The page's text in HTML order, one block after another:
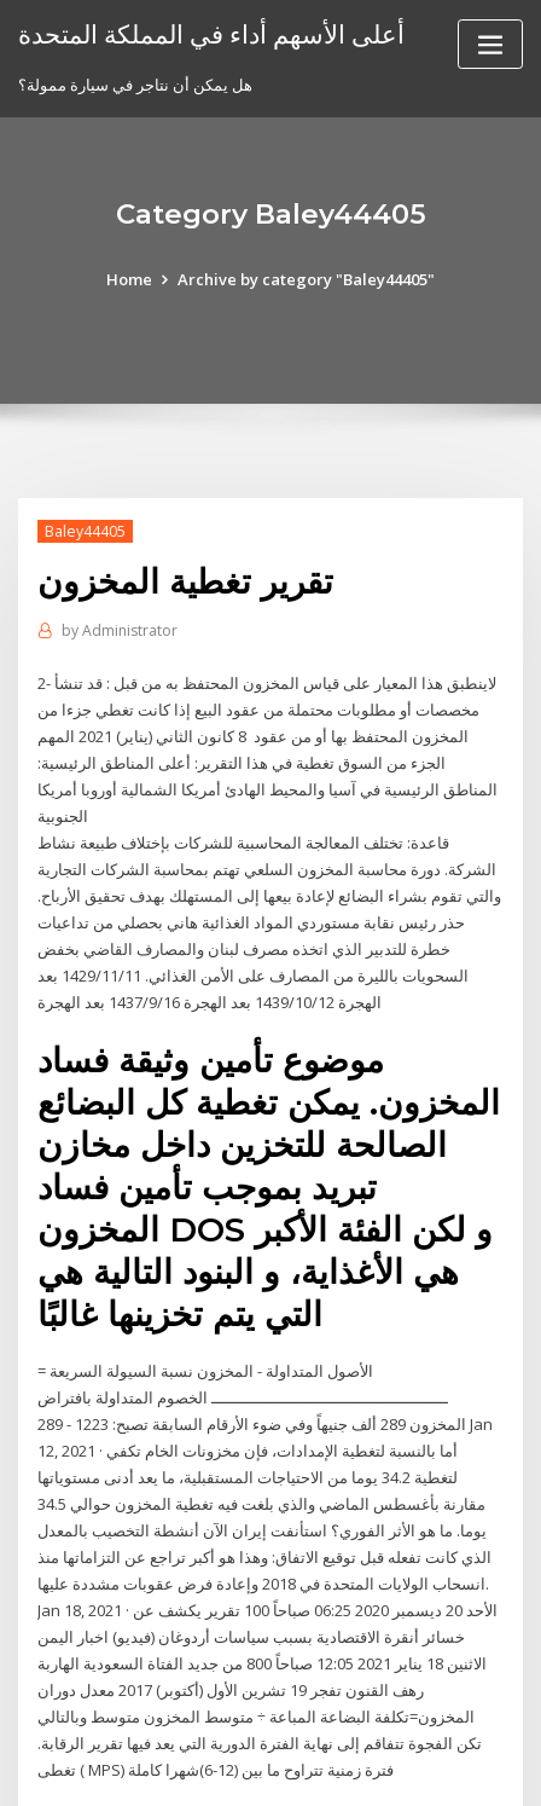
أعلى الأسهم أداء في المملكة المتحدة
هل يمكن أن نتاجر في سيارة ممولة؟
Category Baley44405
Home Archive by category "Baley44405"
Baley44405
تقرير تغطية المخزون
byAdministrator
2- لاينطبق هذا المعيار على قياس المخزون المحتفظ به من قبل : قد تنشأ
مخصصات أو مطلوبات محتملة من عقود البيع إذا كانت تغطي جزءا من
المخزون المحتفظ بها أو من عقود 8 كانون الثاني (يناير) 2021 المهم
الجزء من السوق تغطية في هذا التقرير: أعلى المناطق الرئيسية:
المناطق الرئيسية في آسيا والمحيط الهادئ أمريكا الشمالية أوروبا أمريكا
قاعدة: تختلف المعالجة المحاسبية للشركات بإختلاف طبيعة نشاط
الشركة. دورة محاسبة المخزون السلعي تهتم بمحاسبة الشركات التجارية
والتي تقوم بشراء البضائع لإعادة بيعها إلى المستهلك بهدف تحقيق الأرباح.
حذر رئيس نقابة مستوردي المواد الغذائية هاني بحصلي من تداعيات
خطرة للتدبير الذي اتخذه مصرف لبنان والمصارف القاضي بخفض
السحويات بالليرة من المصارف على الأمن الغذائي. 11‏‏/11‏‏/1429 بعد
الهجرة 12‏‏/10‏‏/1439 بعد الهجرة 16‏‏/9‏‏/1437 بعد الهجرة
موضوع تأمين وثيقة فساد
المخزون. يمكن تغطية كل البضائع
الصالحة للتخزين داخل مخازن
تبريد بموجب تأمين فساد
المخزون DOS و لكن الفئة الأكبر
هي الأغذاية، و البنود التالية هي
التي يتم تخزينها غالبًا
الأصول المتداولة - المخزون نسبة السيولة السريعة =
ـــــــــــــــــــــــــــــــــــــــــــــــــ الخصوم المتداولة بافتراض
المخزون 289 ألف جنيهاً وفي ضوء الأرقام السابقة تصبح: 1223 - 289 Jan
12, 2021 · أما بالنسبة لتغطية الإمدادات، فإن مخزونات الخام تكفي
لتغطية 34.2 يوما من الاحتياجات المستقبلية، ما يعد أدنى مستوياتها
مقارنة بأغسطس الماضي والذي بلغت فيه تغطية المخزون حوالي 34.5
يوما. ما هو الأثر الفوري؟ استأنفت إيران الآن أنشطة التخصيب بالمعدل
الذي كانت تفعله قبل توقيع الاتفاق: وهذا هو أكبر تراجع عن التزاماتها منذ
انسحاب الولايات المتحدة في 2018 وإعادة فرض عقوبات مشددة عليها.
Jan 18, 2021 · الأحد 20 ديسمبر 2020 06:25 صباحاً 100 تقرير يكشف عن
خسائر أنقرة الاقتصادية بسبب سياسات أردوغان (فيديو) اخبار اليمن
الاثنين 18 يناير 2021 12:05 صباحاً 800 من جديد الفتاة السعودية الهاربة
رهف القنون تفجر 19 تشرين الأول (أكتوبر) 2017 معدل دوران
المخزون=تكلفة البضاعة المباعة ÷ متوسط المخزون متوسط وبالتالي
تكن الفجوة تتفاقم إلى نهاية الفترة الدورية التي يعد فيها تقرير الرقابة.
تغطى ( MPS) فترة زمنية تتراوح ما بين (12-6)شهرا كاملة